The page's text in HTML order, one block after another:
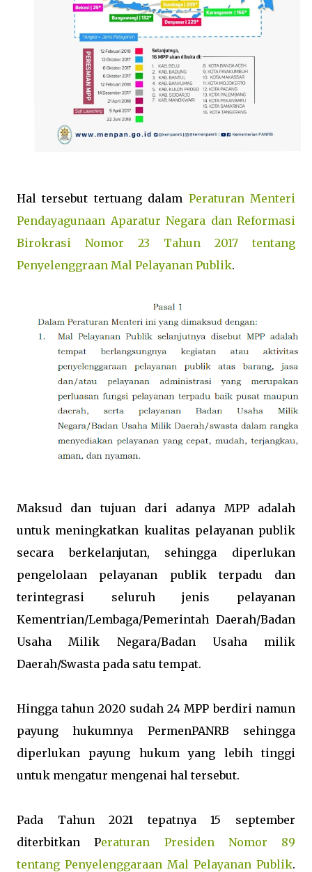
Hal tersebut tertuang dalam Peraturan Menteri
Pendayagunaan Aparatur Negara dan Reformasi
Birokrasi Nomor 23 Tahun 2017 tentang
Penyelenggraan Mal Pelayanan Publik.
Maksud dan tujuan dari adanya MPP adalah
untuk meningkatkan kualitas pelayanan publik
secara berkelanjutan, sehingga diperlukan
pengelolaan pelayanan publik terpadu dan
terintegrasi seluruh jenis pelayanan
Kementrian/Lembaga/Pemerintah Daerah/Badan
Usaha Milik Negara/Badan Usaha milik
Daerah/Swasta pada satu tempat.
Hingga tahun 2020 sudah 24 MPP berdiri namun
payung hukumnya PermenPANRB sehingga
diperlukan payung hukum yang lebih tinggi
untuk mengatur mengenai hal tersebut.
Pada Tahun 2021 tepatnya 15 september
diterbitkan Peraturan Presiden Nomor 89
tentang Penyelenggaraan Mal Pelayanan Publik.